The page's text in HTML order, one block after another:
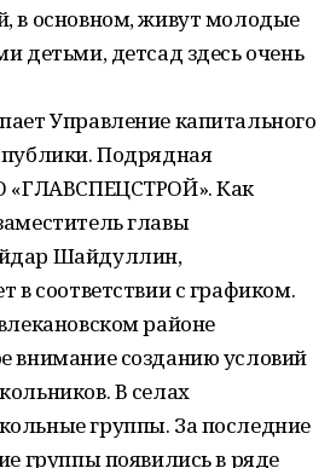
в основном, живут молодые
детьми, детсад здесь очень
Управление капитального
Подрядная
«ГЛАВСПЕЦСТРОЙ». Как
главы
Шайдуллин,
в соответствии с графиком.
районе
внимание созданию условий
В селах
группы. За последние
группы появились в ряде